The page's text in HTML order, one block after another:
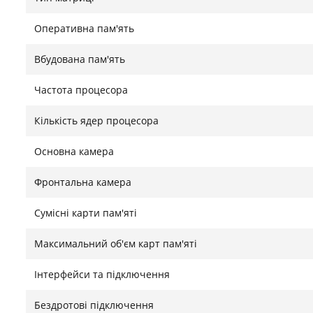
Bluetooth-передачу файлів, а також оснащений 5
Facetel Q6 постачається з повним набором
плівка, зарядний пристрій, кабель Type-C та OTG
Це чудовий і практичний подарунок для родини та
Знайшли помилку?
Повідомити
Оперативна пам'ять
Вбудована пам'ять
Частота процесора
Кількість ядер процесора
Основна камера
Фронтальна камера
Сумісні карти пам'яті
Максимальний об'єм карт пам'яті
Інтерфейси та підключення
Бездротові підключення